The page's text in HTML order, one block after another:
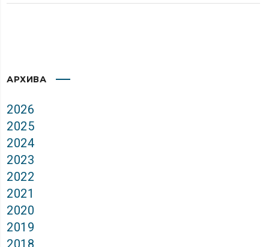
АРХИВА
2026
2025
2024
2023
2022
2021
2020
2019
2018